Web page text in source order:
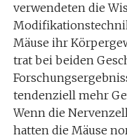
verwendeten die
Mäuse ihr
trat bei beiden
tendenziell mehr
Wenn die
hatten die Mäuse